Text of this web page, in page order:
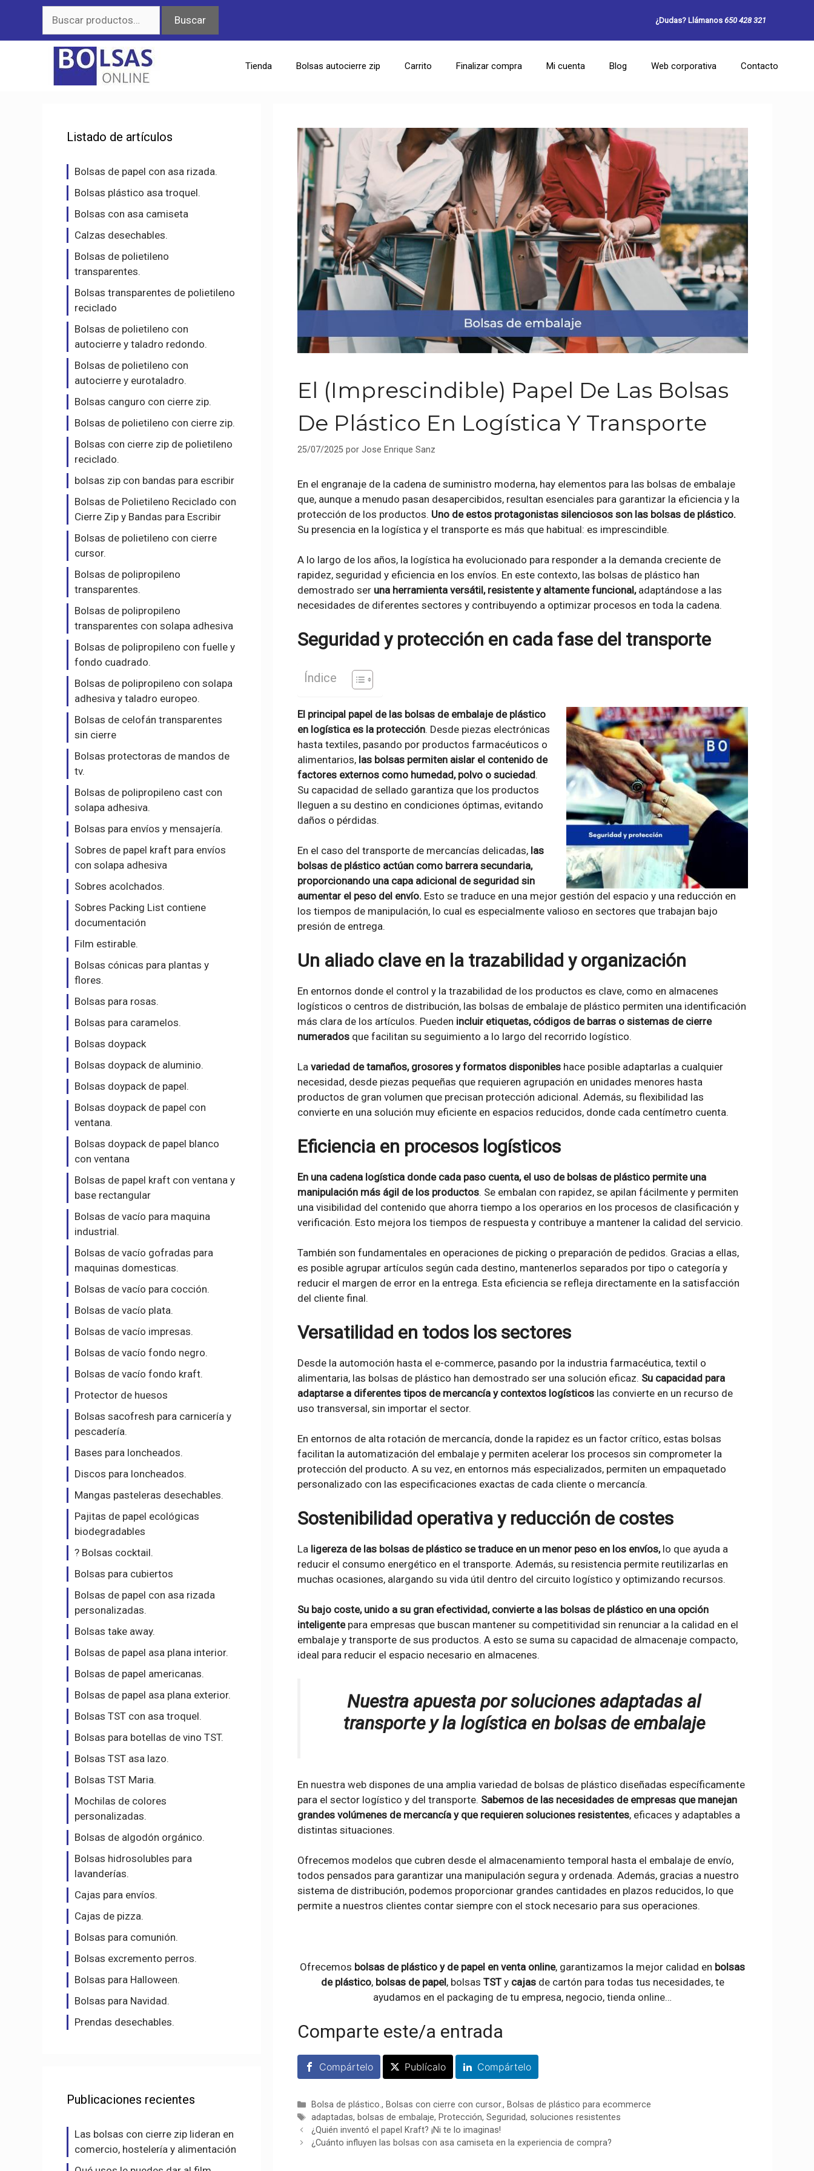
contenido
¿Dudas? Llámanos 650 428 321
por:
Buscar
Tienda Bolsas autocierre zip Carrito Finalizar compra Mi cuenta Blog Web corporativa Contacto
El (imprescindible) Papel De Las Bolsas
De Plástico En Logística Y Transporte
25/07/2025 por Jose Enrique Sanz
En el engranaje de la cadena de suministro moderna, hay elementos para las bolsas de embalaje
que, aunque a menudo pasan desapercibidos, resultan esenciales para garantizar la eficiencia y la
protección de los productos. Uno de estos protagonistas silenciosos son las bolsas de plástico.
Su presencia en la logística y el transporte es más que habitual: es imprescindible.
A lo largo de los años, la logística ha evolucionado para responder a la demanda creciente de
rapidez, seguridad y eficiencia en los envíos. En este contexto, las bolsas de plástico han
demostrado ser una herramienta versátil, resistente y altamente funcional,adaptándose a las
necesidades de diferentes sectores y contribuyendo a optimizar procesos en toda la cadena.
Seguridad y protección en cada fase del transporte
Índice
El principal papel de las bolsas de embalaje de plástico
en logística es la protección. Desde piezas electrónicas
hasta textiles, pasando por productos farmacéuticos o
alimentarios, las bolsas permiten aislar el contenido de
factores externos como humedad, polvo o suciedad.
Su capacidad de sellado garantiza que los productos
lleguen a su destino en condiciones óptimas, evitando
daños o pérdidas.
En el caso del transporte de mercancías delicadas, las
bolsas de plástico actúan como barrera secundaria,
proporcionando una capa adicional de seguridad sin
aumentar el peso del envío. Esto se traduce en una mejor gestión del espacio y una reducción en
los tiempos de manipulación, lo cual es especialmente valioso en sectores que trabajan bajo
presión de entrega.
Un aliado clave en la trazabilidad y organización
En entornos donde el control y la trazabilidad de los productos es clave, como en almacenes
logísticos o centros de distribución, las bolsas de embalaje de plástico permiten una identificación
más clara de los artículos. Pueden incluir etiquetas, códigos de barras o sistemas de cierre
numerados que facilitan su seguimiento a lo largo del recorrido logístico.
La variedad de tamaños, grosores y formatos disponibles hace posible adaptarlas a cualquier
necesidad, desde piezas pequeñas que requieren agrupación en unidades menores hasta
productos de gran volumen que precisan protección adicional. Además, su flexibilidad las
convierte en una solución muy eficiente en espacios reducidos, donde cada centímetro cuenta.
Eficiencia en procesos logísticos
En una cadena logística donde cada paso cuenta, el uso de bolsas de plástico permite una
manipulación más ágil de los productos. Se embalan con rapidez, se apilan fácilmente y permiten
una visibilidad del contenido que ahorra tiempo a los operarios en los procesos de clasificación y
verificación. Esto mejora los tiempos de respuesta y contribuye a mantener la calidad del servicio.
También son fundamentales en operaciones de picking o preparación de pedidos. Gracias a ellas,
es posible agrupar artículos según cada destino, mantenerlos separados por tipo o categoría y
reducir el margen de error en la entrega. Esta eficiencia se refleja directamente en la satisfacción
del cliente final.
Versatilidad en todos los sectores
Desde la automoción hasta el e-commerce, pasando por la industria farmacéutica, textil o
alimentaria, las bolsas de plástico han demostrado ser una solución eficaz. Su capacidad para
adaptarse a diferentes tipos de mercancía y contextos logísticos las convierte en un recurso de
uso transversal, sin importar el sector.
En entornos de alta rotación de mercancía, donde la rapidez es un factor crítico, estas bolsas
facilitan la automatización del embalaje y permiten acelerar los procesos sin comprometer la
protección del producto. A su vez, en entornos más especializados, permiten un empaquetado
personalizado con las especificaciones exactas de cada cliente o mercancía.
Sostenibilidad operativa y reducción de costes
La ligereza de las bolsas de plástico se traduce en un menor peso en los envíos,lo que ayuda a
reducir el consumo energético en el transporte. Además, su resistencia permite reutilizarlas en
muchas ocasiones, alargando su vida útil dentro del circuito logístico y optimizando recursos.
Su bajo coste, unido a su gran efectividad, convierte a las bolsas de plástico en una opción
inteligentepara empresas que buscan mantener su competitividad sin renunciar a la calidad en el
embalaje y transporte de sus productos. A esto se suma su capacidad de almacenaje compacto,
ideal para reducir el espacio necesario en almacenes.
Nuestra apuesta por soluciones adaptadas al
transporte y la logística en bolsas de embalaje
En nuestra web dispones de una amplia variedad de bolsas de plástico diseñadas específicamente
para el sector logístico y del transporte. Sabemos de las necesidades de empresas que manejan
grandes volúmenes de mercancía y que requieren soluciones resistentes, eficaces y adaptables a
distintas situaciones.
Ofrecemos modelos que cubren desde el almacenamiento temporal hasta el embalaje de envío,
todos pensados para garantizar una manipulación segura y ordenada. Además, gracias a nuestro
sistema de distribución, podemos proporcionar grandes cantidades en plazos reducidos, lo que
permite a nuestros clientes contar siempre con el stock necesario para sus operaciones.
Ofrecemos bolsas de plástico y de papel en venta online, garantizamos la mejor calidad en bolsas
de plástico, bolsas de papel, bolsas TSTy cajasde cartón para todas tus necesidades, te
ayudamos en el packaging de tu empresa, negocio, tienda online…
Comparte este/a entrada
Compártelo Publícalo Compártelo
Categorías
Bolsa de plástico.,Bolsas con cierre con cursor.,Bolsas de plástico para ecommerce
Etiquetas
adaptadas,bolsas de embalaje,Protección,Seguridad, soluciones resistentes
¿Quién inventó el papel Kraft? ¡Ni te lo imaginas!
¿Cuánto influyen las bolsas con asa camiseta en la experiencia de compra?
Listado de artículos
Bolsas de papel con asa rizada.
Bolsas plástico asa troquel.
Bolsas con asa camiseta
Calzas desechables.
Bolsas de polietileno
transparentes.
Bolsas transparentes de polietileno
reciclado
Bolsas de polietileno con
autocierre y taladro redondo.
Bolsas de polietileno con
autocierre y eurotaladro.
Bolsas canguro con cierre zip.
Bolsas de polietileno con cierre zip.
Bolsas con cierre zip de polietileno
reciclado.
bolsas zip con bandas para escribir
Bolsas de Polietileno Reciclado con
Cierre Zip y Bandas para Escribir
Bolsas de polietileno con cierre
cursor.
Bolsas de polipropileno
transparentes.
Bolsas de polipropileno
transparentes con solapa adhesiva
Bolsas de polipropileno con fuelle y
fondo cuadrado.
Bolsas de polipropileno con solapa
adhesiva y taladro europeo.
Bolsas de celofán transparentes
sin cierre
Bolsas protectoras de mandos de
tv.
Bolsas de polipropileno cast con
solapa adhesiva.
Bolsas para envíos y mensajería.
Sobres de papel kraft para envíos
con solapa adhesiva
Sobres acolchados.
Sobres Packing List contiene
documentación
Film estirable.
Bolsas cónicas para plantas y
flores.
Bolsas para rosas.
Bolsas para caramelos.
Bolsas doypack
Bolsas doypack de aluminio.
Bolsas doypack de papel.
Bolsas doypack de papel con
ventana.
Bolsas doypack de papel blanco
con ventana
Bolsas de papel kraft con ventana y
base rectangular
Bolsas de vacío para maquina
industrial.
Bolsas de vacío gofradas para
maquinas domesticas.
Bolsas de vacío para cocción.
Bolsas de vacío plata.
Bolsas de vacío impresas.
Bolsas de vacío fondo negro.
Bolsas de vacío fondo kraft.
Protector de huesos
Bolsas sacofresh para carnicería y
pescadería.
Bases para loncheados.
Discos para loncheados.
Mangas pasteleras desechables.
Pajitas de papel ecológicas
biodegradables
? Bolsas cocktail.
Bolsas para cubiertos
Bolsas de papel con asa rizada
personalizadas.
Bolsas take away.
Bolsas de papel asa plana interior.
Bolsas de papel americanas.
Bolsas de papel asa plana exterior.
Bolsas TST con asa troquel.
Bolsas para botellas de vino TST.
Bolsas TST asa lazo.
Bolsas TST Maria.
Mochilas de colores
personalizadas.
Bolsas de algodón orgánico.
Bolsas hidrosolubles para
lavanderías.
Cajas para envíos.
Cajas de pizza.
Bolsas para comunión.
Bolsas excremento perros.
Bolsas para Halloween.
Bolsas para Navidad.
Prendas desechables.
Publicaciones recientes
Las bolsas con cierre zip lideran en
comercio, hostelería y alimentación